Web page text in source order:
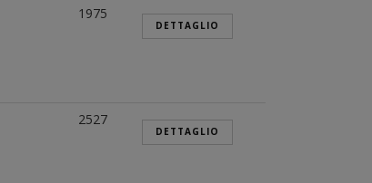
1975
DETTAGLIO
2527
DETTAGLIO